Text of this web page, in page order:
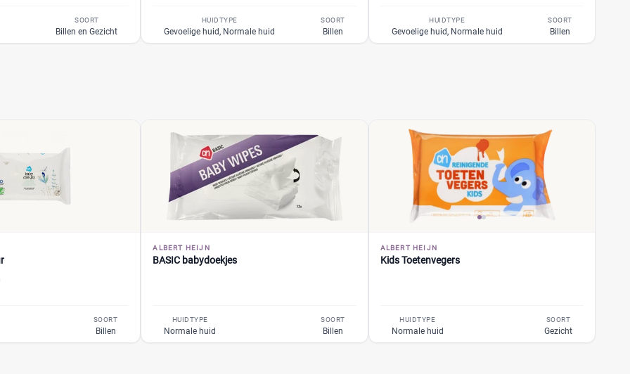
SOORT
Billen en Gezicht
HUIDTYPE
Gevoelige huid, Normale huid
SOORT
Billen
HUIDTYPE
Gevoelige huid, Normale huid
SOORT
Billen
SOORT
Billen
ALBERT HEIJN
BASIC babydoekjes
HUIDTYPE
Normale huid
SOORT
Billen
ALBERT HEIJN
Kids Toetenvegers
HUIDTYPE
Normale huid
SOORT
Gezicht